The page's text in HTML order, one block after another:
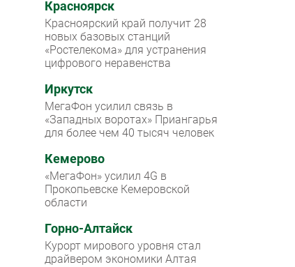
Красноярск
Красноярский край получит 28
новых базовых станций
«Ростелекома» для устранения
цифрового неравенства
Иркутск
МегаФон усилил связь в
«Западных воротах» Приангарья
для более чем 40 тысяч человек
Кемерово
«МегаФон» усилил 4G в
Прокопьевске Кемеровской
области
Горно-Алтайск
Курорт мирового уровня стал
драйвером экономики Алтая